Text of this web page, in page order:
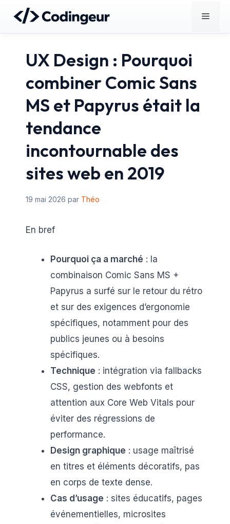
contenu
Menu
UX Design : Pourquoi
combiner Comic Sans
MS et Papyrus était la
tendance
incontournable des
sites web en 2019
19 mai 2026 par Théo
En bref
Pourquoi ça a marché : la
combinaison Comic Sans MS +
Papyrus a surfé sur le retour du rétro
et sur des exigences d’ergonomie
spécifiques, notamment pour des
publics jeunes ou à besoins
spécifiques.
Technique : intégration via fallbacks
CSS, gestion des webfonts et
attention aux Core Web Vitals pour
éviter des régressions de
performance.
Design graphique : usage maîtrisé
en titres et éléments décoratifs, pas
en corps de texte dense.
Cas d’usage : sites éducatifs, pages
événementielles, microsites